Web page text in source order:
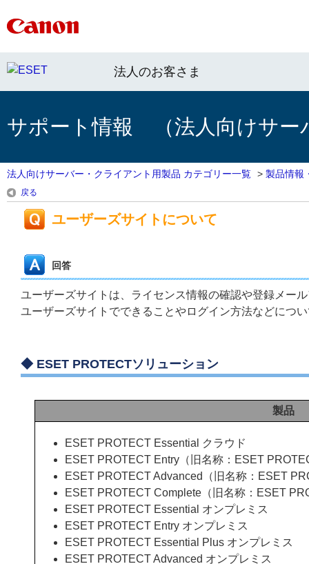
法人のお客さま
サポート情報 （法人向けサー
法人向けサーバー・クライアント用製品 カテゴリー一覧 > 製品情報
戻る
ユーザーズサイトについて
回答
ユーザーズサイトは、ライセンス情報の確認や登録メー
ユーザーズサイトでできることやログイン方法などにつ
◆ ESET PROTECTソリューション
製品
ESET PROTECT Essential クラウド
ESET PROTECT Entry（旧名称：ESET
ESET PROTECT Advanced（旧名称：ESET
ESET PROTECT Complete（旧名称：ESET
ESET PROTECT Essential オンプレミス
ESET PROTECT Entry オンプレミス
ESET PROTECT Essential Plus オンプレミス
ESET PROTECT Advanced オンプレミス